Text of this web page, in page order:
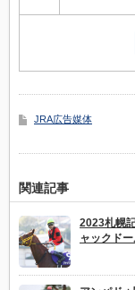
JRA広告媒体
関連記事
2023札幌
ャックド